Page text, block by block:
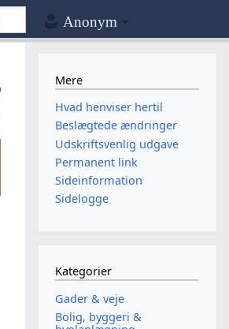
Anonym
Mere
Hvad henviser hertil
Beslægtede ændringer
Udskriftsvenlig udgave
Permanent link
Sideinformation
Sidelogge
Kategorier
Gader & veje
Bolig, byggeri &